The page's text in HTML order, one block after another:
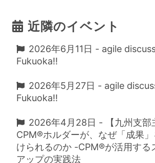
近隣のイベント
2026年6月11日 - agile
Fukuoka!!
2026年5月27日 - agile
Fukuoka!!
2026年4月28日 - 【九州支部
CPM®ホルダーが、なぜ「成果
けられるのか -CPM®が活用する
アップの実践法